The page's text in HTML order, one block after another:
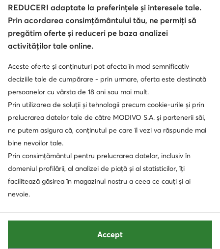
REDUCERI adaptate la preferințele și interesele tale.
Prin acordarea consimțământului tău, ne permiți să
pregătim oferte și reduceri pe baza analizei
activităților tale online.
Aceste oferte și conținuturi pot afecta în mod semnificativ
deciziile tale de cumpărare - prin urmare, oferta este destinată
persoanelor cu vârsta de 18 ani sau mai mult.
Prin utilizarea de soluții și tehnologii precum cookie-urile și prin
prelucrarea datelor tale de către MODIVO S.A. și partenerii săi,
ne putem asigura că, conținutul pe care îl vezi va răspunde mai
bine nevoilor tale.
Prin consimțământul pentru prelucrarea datelor, inclusiv în
domeniul profilării, al analizei de piață și al statisticilor, îți
facilitează găsirea în magazinul nostru a ceea ce cauți și ai
nevoie.
Accept